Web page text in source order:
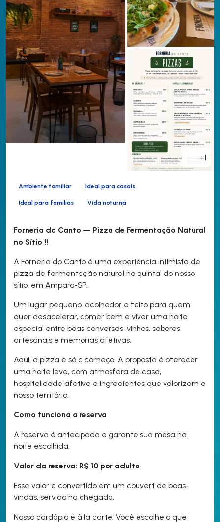
+1
Ambiente familiar Ideal para casais
Ideal para famílias Vida noturna
Forneria do Canto — Pizza de Fermentação Natural
no Sítio !!
A Forneria do Canto é uma experiência intimista de
pizza de fermentação natural no quintal do nosso
sítio, em Amparo-SP.
Um lugar pequeno, acolhedor e feito para quem
quer desacelerar, comer bem e viver uma noite
especial entre boas conversas, vinhos, sabores
artesanais e memórias afetivas.
Aqui, a pizza é só o começo. A proposta é oferecer
uma noite leve, com atmosfera de casa,
hospitalidade afetiva e ingredientes que valorizam o
nosso território.
Como funciona a reserva
A reserva é antecipada e garante sua mesa na
noite escolhida.
Valor da reserva: R$ 10 por adulto
Esse valor é convertido em um couvert de boas-
vindas, servido na chegada.
Nosso cardápio é à la carte. Você escolhe o que